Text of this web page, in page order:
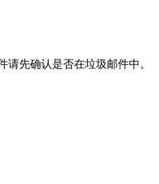
先确认是否在垃圾邮件中。